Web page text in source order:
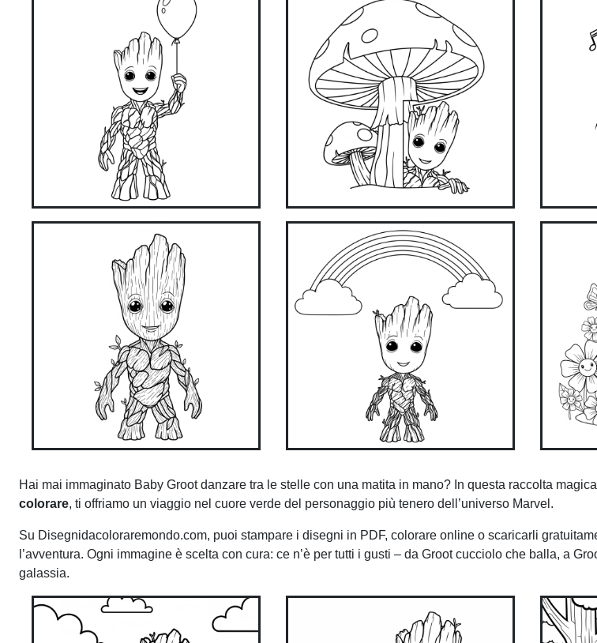
Hai mai immaginato Baby Groot danzare tra le stelle con una matita in mano? In questa raccolta
colorare, ti offriamo un viaggio nel cuore verde del personaggio più tenero dell’universo Marvel.
Su Disegnidacoloraremondo.com, puoi stampare i disegni in PDF, colorare online o scaricarli
l’avventura. Ogni immagine è scelta con cura: ce n’è per tutti i gusti – da Groot cucciolo che balla, a
galassia.